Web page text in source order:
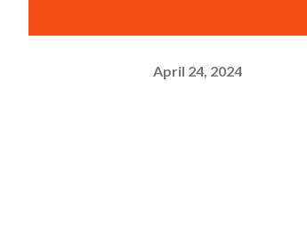
April 24, 2024